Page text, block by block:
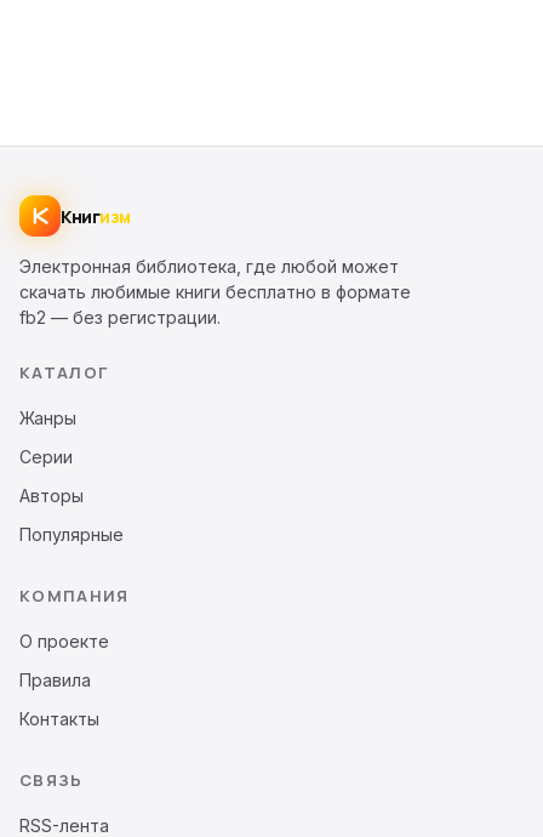
Книгизм
Электронная библиотека, где любой может
скачать любимые книги бесплатно в формате
fb2 — без регистрации.
КАТАЛОГ
Жанры
Серии
Авторы
Популярные
КОМПАНИЯ
О проекте
Правила
Контакты
СВЯЗЬ
RSS-лента